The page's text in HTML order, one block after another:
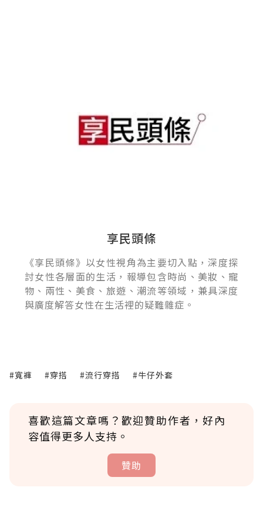
享民頭條
《享民頭條》以女性視角為主要切入點，深度探
討女性各層面的生活，報導包含時尚、美妝、寵
物、兩性、美食、旅遊、潮流等領域，兼具深度
與廣度解答女性在生活裡的疑難雜症。
#寬褲 #穿搭 #流行穿搭 #牛仔外套
喜歡這篇文章嗎？歡迎贊助作者，好內
容值得更多人支持。
贊助